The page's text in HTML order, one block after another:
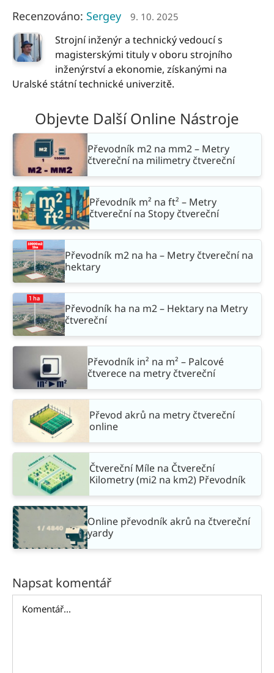
Recenzováno: Sergey 9. 10. 2025
Strojní inženýr a technický vedoucí s
magisterskými tituly v oboru strojního
inženýrství a ekonomie, získanými na
Uralské státní technické univerzitě.
Objevte Další Online Nástroje
Převodník m2 na mm2 – Metry
čtvereční na milimetry čtvereční
Převodník m² na ft² – Metry
čtvereční na Stopy čtvereční
Převodník m2 na ha – Metry čtvereční na
hektary
Převodník ha na m2 – Hektary na Metry
čtvereční
Převodník in² na m² – Palcové
čtverece na metry čtvereční
Převod akrů na metry čtvereční
online
Čtvereční Míle na Čtvereční
Kilometry (mi2 na km2) Převodník
Online převodník akrů na čtvereční
yardy
Napsat komentář